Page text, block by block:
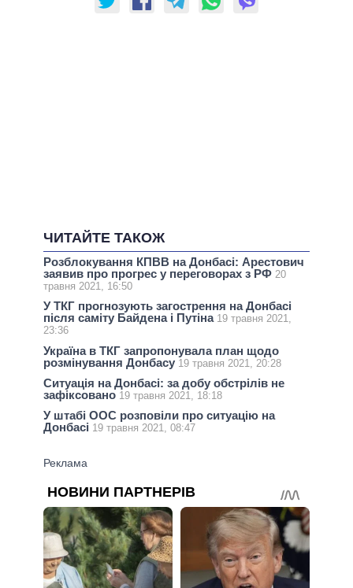
ЧИТАЙТЕ ТАКОЖ
Розблокування КПВВ на Донбасі: Арестович
заявив про прогрес у переговорах з РФ 20
травня 2021, 16:50
У ТКГ прогнозують загострення на Донбасі
після саміту Байдена і Путіна 19 травня 2021,
23:36
Україна в ТКГ запропонувала план щодо
розмінування Донбасу 19 травня 2021, 20:28
Ситуація на Донбасі: за добу обстрілів не
зафіксовано 19 травня 2021, 18:18
У штабі ООС розповіли про ситуацію на
Донбасі 19 травня 2021, 08:47